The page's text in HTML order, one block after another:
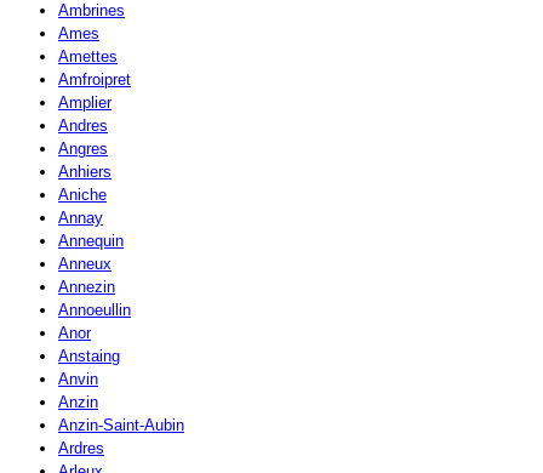
Ambrines
Ames
Amettes
Amfroipret
Amplier
Andres
Angres
Anhiers
Aniche
Annay
Annequin
Anneux
Annezin
Annoeullin
Anor
Anstaing
Anvin
Anzin
Anzin-Saint-Aubin
Ardres